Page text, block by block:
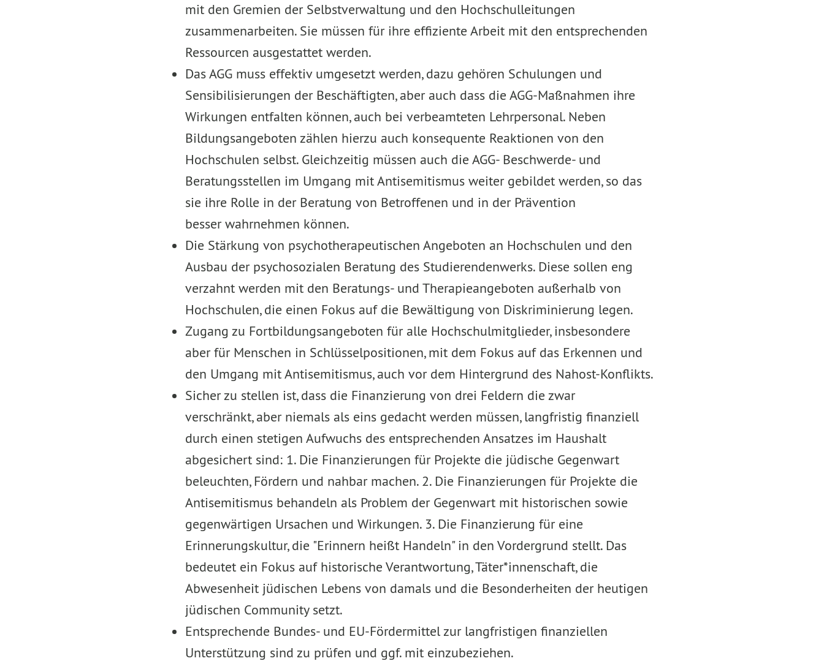
mit den Gremien der Selbstverwaltung und den Hochschulleitungen
zusammenarbeiten. Sie müssen für ihre effiziente Arbeit mit den entsprechenden
Ressourcen ausgestattet werden.
Das AGG muss effektiv umgesetzt werden, dazu gehören Schulungen und
Sensibilisierungen der Beschäftigten, aber auch dass die AGG-Maßnahmen ihre
Wirkungen entfalten können, auch bei verbeamteten Lehrpersonal. Neben
Bildungsangeboten zählen hierzu auch konsequente Reaktionen von den
Hochschulen selbst. Gleichzeitig müssen auch die AGG- Beschwerde- und
Beratungsstellen im Umgang mit Antisemitismus weiter gebildet werden, so das
sie ihre Rolle in der Beratung von Betroffenen und in der Prävention
besser wahrnehmen können.
Die Stärkung von psychotherapeutischen Angeboten an Hochschulen und den
Ausbau der psychosozialen Beratung des Studierendenwerks. Diese sollen eng
verzahnt werden mit den Beratungs- und Therapieangeboten außerhalb von
Hochschulen, die einen Fokus auf die Bewältigung von Diskriminierung legen.
Zugang zu Fortbildungsangeboten für alle Hochschulmitglieder, insbesondere
aber für Menschen in Schlüsselpositionen, mit dem Fokus auf das Erkennen und
den Umgang mit Antisemitismus, auch vor dem Hintergrund des Nahost-Konflikts.
Sicher zu stellen ist, dass die Finanzierung von drei Feldern die zwar
verschränkt, aber niemals als eins gedacht werden müssen, langfristig finanziell
durch einen stetigen Aufwuchs des entsprechenden Ansatzes im Haushalt
abgesichert sind: 1. Die Finanzierungen für Projekte die jüdische Gegenwart
beleuchten, Fördern und nahbar machen. 2. Die Finanzierungen für Projekte die
Antisemitismus behandeln als Problem der Gegenwart mit historischen sowie
gegenwärtigen Ursachen und Wirkungen. 3. Die Finanzierung für eine
Erinnerungskultur, die "Erinnern heißt Handeln" in den Vordergrund stellt. Das
bedeutet ein Fokus auf historische Verantwortung, Täter*innenschaft, die
Abwesenheit jüdischen Lebens von damals und die Besonderheiten der heutigen
jüdischen Community setzt.
Entsprechende Bundes- und EU-Fördermittel zur langfristigen finanziellen
Unterstützung sind zu prüfen und ggf. mit einzubeziehen.